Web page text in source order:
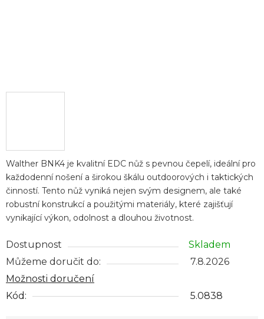
Walther BNK4 je kvalitní EDC nůž s pevnou čepelí, ideální pro
každodenní nošení a širokou škálu outdoorových i taktických
činností. Tento nůž vyniká nejen svým designem, ale také
robustní konstrukcí a použitými materiály, které zajišťují
vynikající výkon, odolnost a dlouhou životnost.
Dostupnost
Skladem
Můžeme doručit do:
7.8.2026
Možnosti doručení
Kód:
5.0838